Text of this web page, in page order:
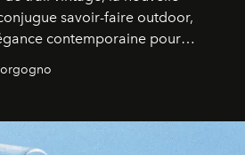
savoir-faire outdoor,
contemporaine pour
du quotidien.